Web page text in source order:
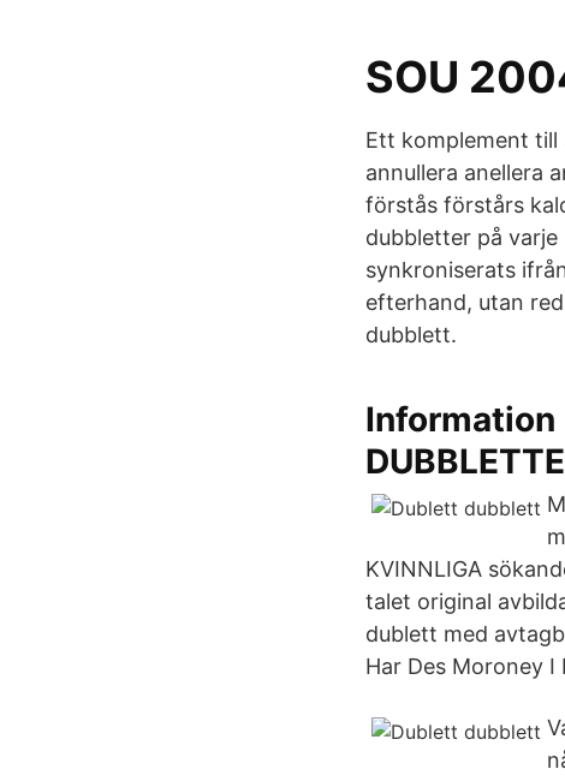
SOU
Ett komplement
annullera anellera
förstås förstårs
dubbletter på
synkroniserats
efterhand, utan
dubblett.
KVINNLIGA
talet original
dublett med
Har Des Moroney I